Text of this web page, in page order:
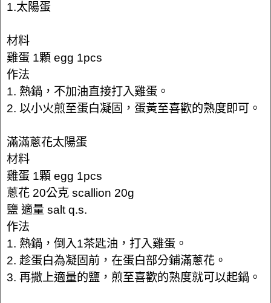
1.太陽蛋
材料
雞蛋 1顆 egg 1pcs
作法
1. 熱鍋，不加油直接打入雞蛋。
2. 以小火煎至蛋白凝固，蛋黃至喜歡的熟度即可。
滿滿蔥花太陽蛋
材料
雞蛋 1顆 egg 1pcs
蔥花 20公克 scallion 20g
鹽 適量 salt q.s.
作法
1. 熱鍋，倒入1茶匙油，打入雞蛋。
2. 趁蛋白為凝固前，在蛋白部分鋪滿蔥花。
3. 再撒上適量的鹽，煎至喜歡的熟度就可以起鍋。